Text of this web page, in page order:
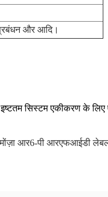
और आदि।
सिस्टम एकीकरण के
आर6-पी आरएफआईडी